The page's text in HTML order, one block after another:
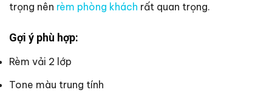
trọng nên rèm phòng khách rất quan trọng.
Gợi ý phù hợp:
Rèm vải 2 lớp
Tone màu trung tính